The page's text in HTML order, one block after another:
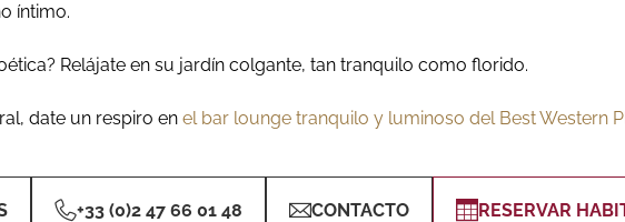
íntimo.
Relájate en su jardín colgante, tan tranquilo como florido.
date un respiro en el bar lounge tranquilo y luminoso del Best Western
+33 (0)2 47 66 01 48 CONTACTO RESERVAR